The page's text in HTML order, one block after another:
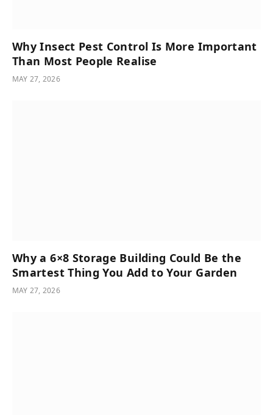
Why Insect Pest Control Is More Important
Than Most People Realise
MAY 27, 2026
Why a 6×8 Storage Building Could Be the
Smartest Thing You Add to Your Garden
MAY 27, 2026